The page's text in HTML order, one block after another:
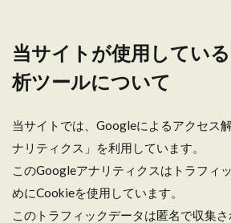
当サイトが使用してい
析ツールについて
当サイトでは、Googleによるアクセス
ナリティクス」を利用しています。
このGoogleアナリティクスはトラフィ
めにCookieを使用しています。
このトラフィックデータは匿名で収集